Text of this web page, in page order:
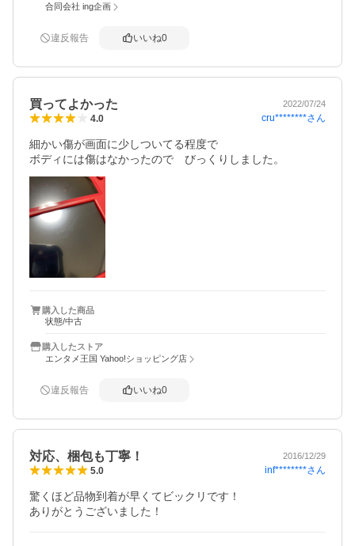
合同会社 ing企画
違反報告 いいね0
買ってよかった 2022/07/24
4.0 cru********さん
細かい傷が画面に少しついてる程度で
購入した商品
状態/中古
購入したストア
エンタメ王国 Yahoo!ショッピング店
違反報告 いいね0
対応、梱包も丁寧！ 2016/12/29
5.0 inf********さん
驚くほど品物到着が早くてビックリです！
ありがとうございました！